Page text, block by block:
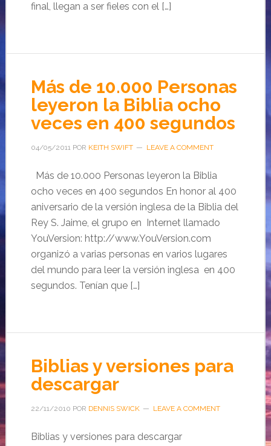
final, llegan a ser fieles con el […]
Más de 10.000 Personas
leyeron la Biblia ocho
veces en 400 segundos
04/05/2011POR KEITH SWIFT LEAVE A COMMENT
Más de 10.000 Personas leyeron la Biblia
ocho veces en 400 segundos En honor al 400
aniversario de la versión inglesa de la Biblia del
Rey S. Jaime, el grupo en Internet llamado
YouVersion: http://www.YouVersion.com
organizó a varias personas en varios lugares
del mundo para leer la versión inglesa en 400
segundos. Tenían que […]
Biblias y versiones para
descargar
22/11/2010 POR DENNIS SWICK LEAVE A COMMENT
Biblias y versiones para descargar